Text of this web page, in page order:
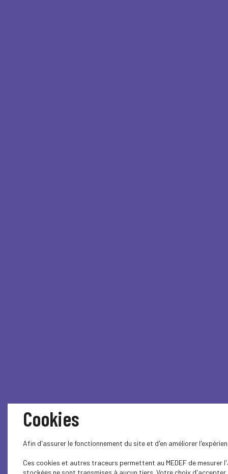
Cookies
Afin d'assurer le fonctionnement du site et d'en améliorer
Ces cookies et autres traceurs permettent au MEDEF de
stockées ne sont transmises à aucun tiers. Votre choix